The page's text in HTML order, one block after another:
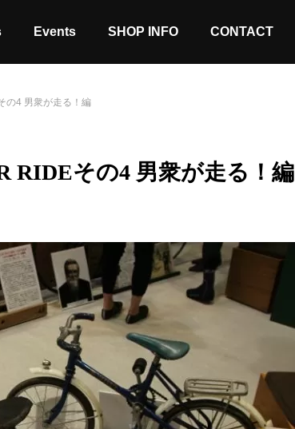
Events SHOP INFO CONTACT
の4 男衆が走る！編
RIDEその4 男衆が走る！編